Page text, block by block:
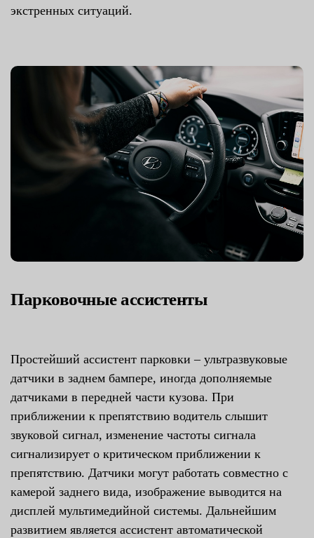
экстренных ситуаций.
Парковочные ассистенты
Простейший ассистент парковки – ультразвуковые
датчики в заднем бампере, иногда дополняемые
датчиками в передней части кузова. При
приближении к препятствию водитель слышит
звуковой сигнал, изменение частоты сигнала
сигнализирует о критическом приближении к
препятствию. Датчики могут работать совместно с
камерой заднего вида, изображение выводится на
дисплей мультимедийной системы. Дальнейшим
развитием является ассистент автоматической